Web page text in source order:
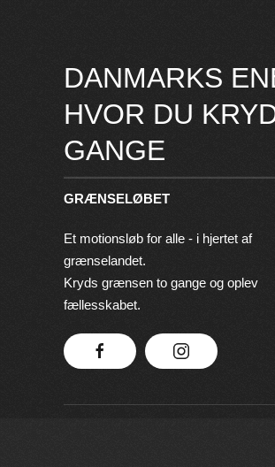
DANMARKS
HVOR DU
GANGE
GRÆNSELØBET
Et motionsløb for alle - i hjertet af
grænselandet.
Kryds grænsen to gange og oplev
fællesskabet.